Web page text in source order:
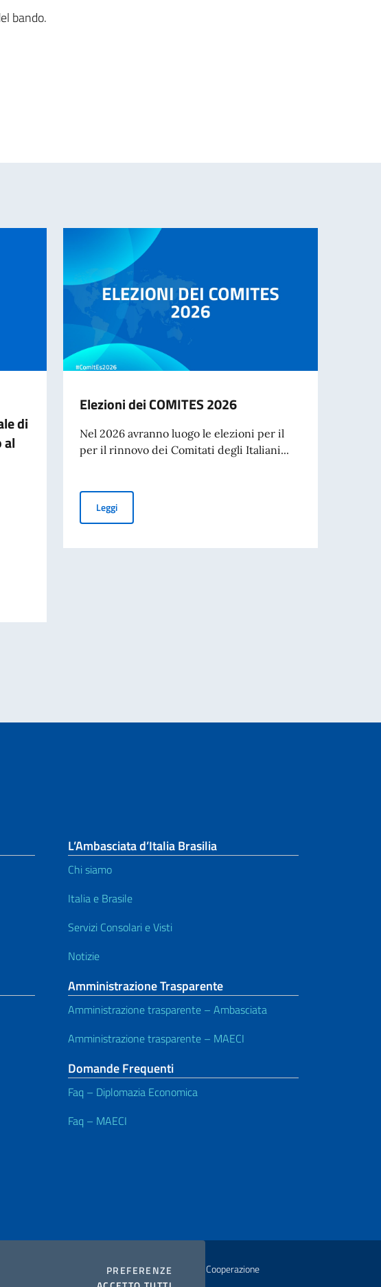
PREFERENZE COOKIES
bando.
internazionale e di attuazione di iniziative umanitarie e di tutela dei diritti umani
di
al
Premio Internazionale di Traduzione di Poesia dall’Italiano al Portoghese
Elezioni dei COMITES 2026
Nel 2026 avranno luogo le elezioni per il
per il rinnovo dei Comitati degli Italiani...
LeggiElezioni dei COMITES 2026
L’Ambasciata d’Italia Brasilia
Chi siamo
Italia e Brasile
Servizi Consolari e Visti
Notizie
Amministrazione Trasparente
Amministrazione trasparente – Ambasciata
Amministrazione trasparente – MAECI
Domande Frequenti
Faq – Diplomazia Economica
Faq – MAECI
2026 Copyright Ministero degli Affari Esteri e della Cooperazione